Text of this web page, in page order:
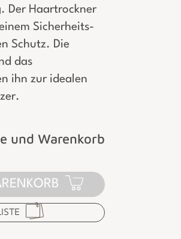
Der Haartrockner
Sicherheits-
Schutz. Die
das
ihn zur idealen
und Warenkorb